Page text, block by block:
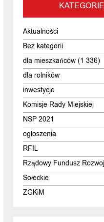
KATEGORIE
Aktualności
Bez kategorii
dla mieszkańców (1 336)
dla rolników
inwestycje
Komisje Rady Miejskiej
NSP 2021
ogłoszenia
RFIL
Rządowy Fundusz
Sołeckie
ZGKiM